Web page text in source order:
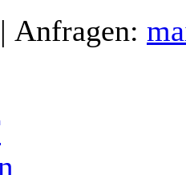
Anfragen: